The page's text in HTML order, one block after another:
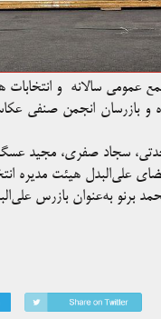
سالانه و انتخابات
بازرسان انجمن صنفی
سجاد صفری، مجید
علی‌البدل هیئت مدیره
برنو به‌عنوان بازرس